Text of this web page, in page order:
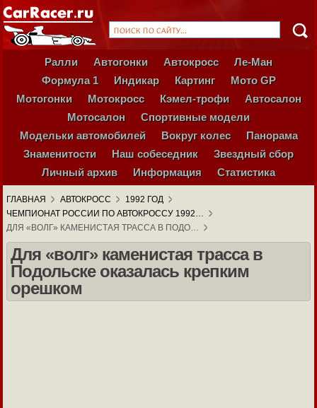
Ралли Автогонки Автокросс
Ле-Ман
Формула 1
Индикар Картинг
Мото GP
Мотогонки
Мотокросс Кэмел-трофи
Автосалон
Мотосалон
Спортивные модели
Модельки автомобилей
Вокруг колес
Панорама
Знаменитости
Наш собеседник
Звездный сбор
Личный архив
Информация Статистика
ГЛАВНАЯ АВТОКРОСС
1992 ГОД
ЧЕМПИОНАТ РОССИИ ПО АВТОКРОССУ 1992…
ДЛЯ «ВОЛГ» КАМЕНИСТАЯ ТРАССА В ПОДО…
Для «волг» каменистая трасса в
Подольске оказалась крепким
орешком